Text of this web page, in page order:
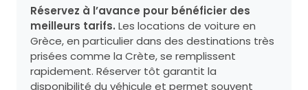
Réservez à l’avance pour bénéficier des
meilleurs tarifs. Les locations de voiture en
Grèce, en particulier dans des destinations très
prisées comme la Crète, se remplissent
rapidement. Réserver tôt garantit la
disponibilité du véhicule et permet souvent